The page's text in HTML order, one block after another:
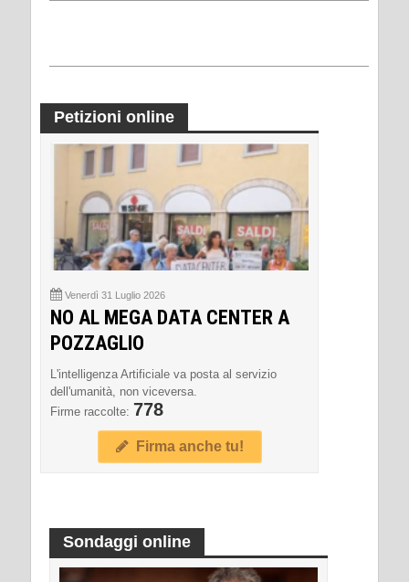
Petizioni online
Venerdì 31 Luglio 2026
NO AL MEGA DATA CENTER A
POZZAGLIO
L'intelligenza Artificiale va posta al servizio
dell'umanità, non viceversa.
Firme raccolte: 778
Firma anche tu!
Sondaggi online